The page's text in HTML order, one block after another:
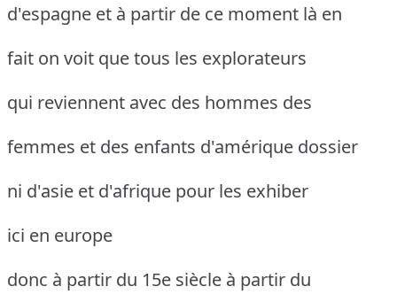
d'espagne et à partir de ce moment là en
fait on voit que tous les explorateurs
qui reviennent avec des hommes des
femmes et des enfants d'amérique dossier
ni d'asie et d'afrique pour les exhiber
ici en europe
donc à partir du 15e siècle à partir du